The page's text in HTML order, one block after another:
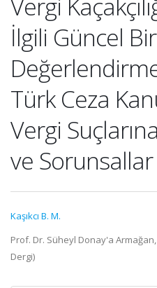
İlgili Güncel Bir
Türk Ceza
Vergi
ve Sorunsallar
Kaşıkcı B. M.
Prof. Dr. Süheyl Donay'a
Dergi)